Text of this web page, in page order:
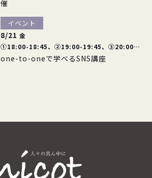
催
8/21 金
イベント
①18:00-18:45、②19:00-19:45、③20:00-
20:45
one-to-oneで学べるSNS講座